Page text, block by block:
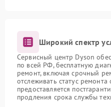
Широкий спектр
Сервисный центр Dyson
по всей РФ, бесплатную
ремонт, включая срочный
отслеживать статус
предоставляется
продления срока службы